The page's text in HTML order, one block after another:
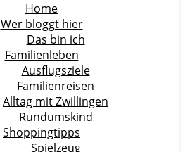
Home
Wer bloggt hier
Das bin ich
Familienleben
Ausflugsziele
Familienreisen
Alltag mit Zwillingen
Rundumskind
Shoppingtipps
Spielzeug